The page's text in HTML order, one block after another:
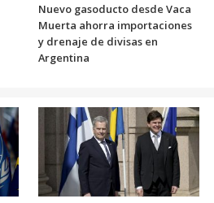
Nuevo gasoducto desde Vaca
Muerta ahorra importaciones
y drenaje de divisas en
Argentina